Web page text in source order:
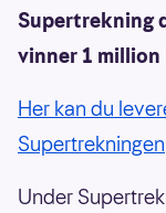
Supertrekning
vinner 1
Her kan du
Supertrekningen
Under